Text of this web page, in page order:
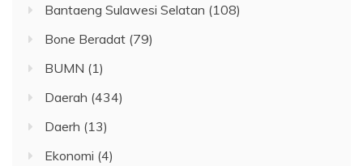
Bantaeng Sulawesi Selatan (108)
Bone Beradat (79)
BUMN (1)
Daerah (434)
Daerh (13)
Ekonomi (4)